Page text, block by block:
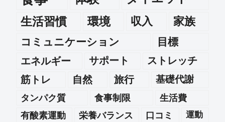
生活習慣
環境 収入 家族
コミュニケーション
目標
エネルギー
サポート
ストレッチ
筋トレ
自然 旅行 基礎代謝
タンパク質 食事制限
生活費
有酸素運動
栄養バランス 口コミ
運動